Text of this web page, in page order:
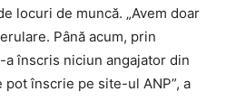
locuri de muncă. „Avem doar
Până acum, prin
înscris niciun angajator din
înscrie pe site-ul ANP”, a